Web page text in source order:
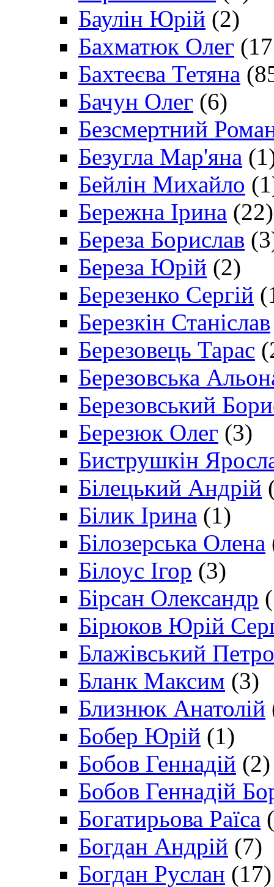
Баулін Юрій (2)
Бахматюк Олег
Бахтеєва Тетяна
Бачун Олег (6)
Безсмертний
Безугла Мар'яна
Бейлін Михайло
Бережна Ірина (22)
Береза Борислав
Береза Юрій (2)
Березенко Сергій
Березкін Станіслав
Березовець Тарас
Березовська
Березовський
Березюк Олег (3)
Биструшкін
Білецький Андрій
Білик Ірина (1)
Білозерська Олена
Білоус Ігор (3)
Бірсан Олександр
Бірюков Юрій
Блажівський Петро
Бланк Максим (3)
Близнюк Анатолій
Бобер Юрій (1)
Бобов Геннадій (2)
Бобов Геннадій
Богатирьова Раїса
Богдан Андрій (7)
Богдан Руслан (17)